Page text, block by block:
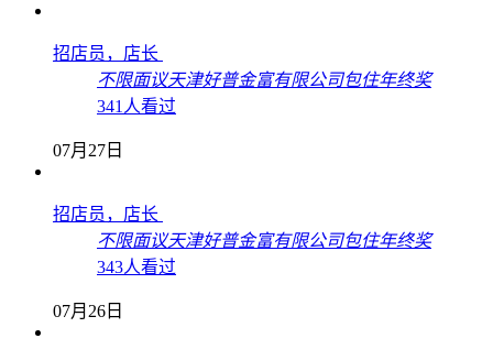
招店员，店长
不限面议天津好普金富有限公司包住年终奖
341人看过
07月27日
招店员，店长
不限面议天津好普金富有限公司包住年终奖
343人看过
07月26日